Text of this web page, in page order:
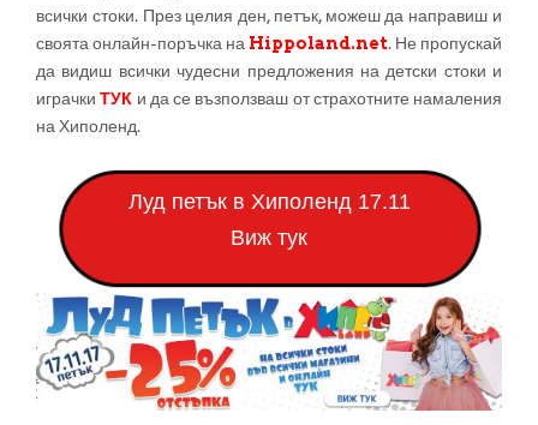
всички стоки. През целия ден, петък, можеш да направиш и
своята онлайн-поръчка на Hippoland.net. Не пропускай
да видиш всички чудесни предложения на детски стоки и
играчкиТУК и да се възползваш от страхотните намаления
на Хиполенд.
Луд петък в Хиполенд 17.11
Виж тук